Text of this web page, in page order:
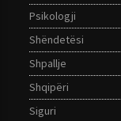
Psikologji
Shëndetësi
Shpallje
Shqipëri
Siguri